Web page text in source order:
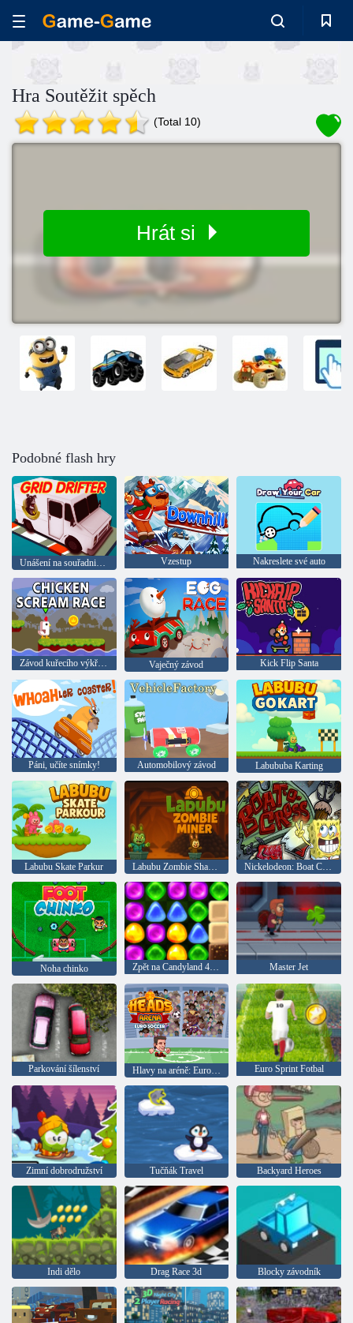
Hra Soutěžit spěch
(Total 10)
Hrát si
Podobné flash hry
Unášení na souřadnicové síti Vzestup Nakreslete své auto
Závod kuřecího výkřiku Vaječný závod Kick Flip Santa
Páni, učíte snímky! Automobilový závod Labububa Karting
Labubu Skate Parkur Labubu Zombie Shakhtar Nickelodeon: Boat Cross 2
Noha chinko Zpět na Candyland 4: Lollipop Garden Master Jet
Parkování šílenství Hlavy na aréně: Euro fotbal Euro Sprint Fotbal
Zimní dobrodružství Tučňák Travel Backyard Heroes
Indi dělo Drag Race 3d Blocky závodník